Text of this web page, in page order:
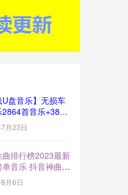
U盘音乐】无损车
2864首音乐+383
音质]
月23日
曲排行榜2023最新
音乐 抖音神曲
包下载【2023-
月6日